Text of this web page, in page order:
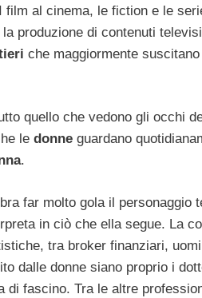
film al cinema, le fiction e le
produzione di contenuti
che maggiormente
quello che vedono gli occhi
le donne guardano
.
far molto gola il personaggio
in ciò che ella segue. La
tra broker finanziari,
dalle donne siano proprio i
di fascino. Tra le altre